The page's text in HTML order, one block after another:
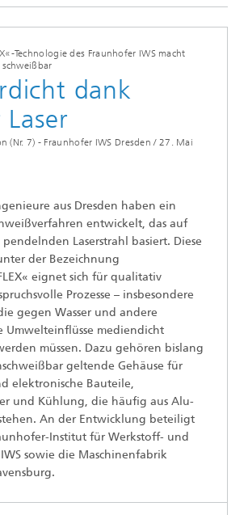
Technologie des Fraunhofer IWS macht
dank
(Nr. 7) - Fraunhofer IWS Dresden / 27. Mai
aus Dresden haben ein
entwickelt, das auf
Laserstrahl basiert. Diese
der Bezeichnung
eignet sich für qualitativ
Prozesse – insbesondere
gegen Wasser und andere
Umwelteinflüsse mediendicht
müssen. Dazu gehören bislang
geltende Gehäuse für
elektronische Bauteile,
und Kühlung, die häufig aus Alu-
An der Entwicklung beteiligt
Institut für Werkstoff- und
sowie die Maschinenfabrik